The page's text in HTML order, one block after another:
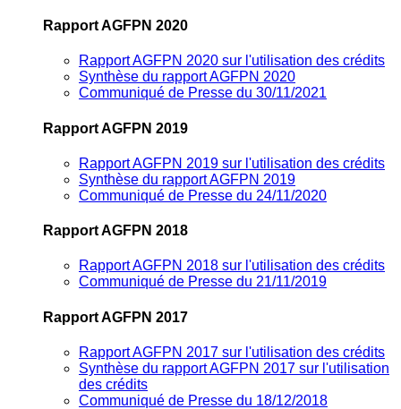
Rapport AGFPN 2020
Rapport AGFPN 2020 sur l'utilisation des crédits
Synthèse du rapport AGFPN 2020
Communiqué de Presse du 30/11/2021
Rapport AGFPN 2019
Rapport AGFPN 2019 sur l'utilisation des crédits
Synthèse du rapport AGFPN 2019
Communiqué de Presse du 24/11/2020
Rapport AGFPN 2018
Rapport AGFPN 2018 sur l'utilisation des crédits
Communiqué de Presse du 21/11/2019
Rapport AGFPN 2017
Rapport AGFPN 2017 sur l'utilisation des crédits
Synthèse du rapport AGFPN 2017 sur l'utilisation
des crédits
Communiqué de Presse du 18/12/2018